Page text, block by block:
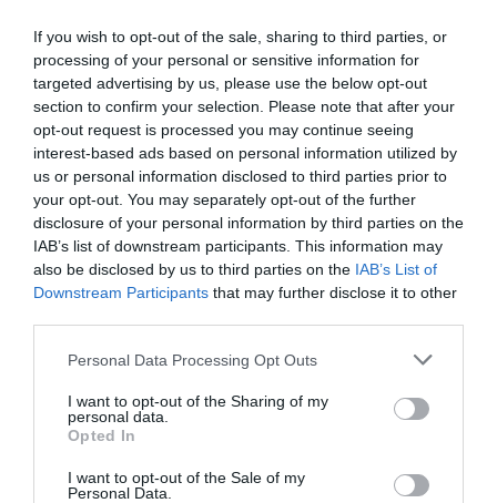
If you wish to opt-out of the sale, sharing to third parties, or
processing of your personal or sensitive information for
targeted advertising by us, please use the below opt-out
section to confirm your selection. Please note that after your
opt-out request is processed you may continue seeing
interest-based ads based on personal information utilized by
us or personal information disclosed to third parties prior to
your opt-out. You may separately opt-out of the further
disclosure of your personal information by third parties on the
IAB’s list of downstream participants. This information may
also be disclosed by us to third parties on the IAB’s List of
Downstream Participants that may further disclose it to other
Personal Data Processing Opt Outs
I want to opt-out of the Sharing of my
personal data.
Opted In
I want to opt-out of the Sale of my
Personal Data.
Grand re…tour de piste!
Amantle Montshoa fait sa rentrée à l’occasion du
meeting international Gabriel Tiacohqui s’est déroulé
au Stade Félix-Houphouët-Boigny (Abidjan, Côte
d’Ivoire).